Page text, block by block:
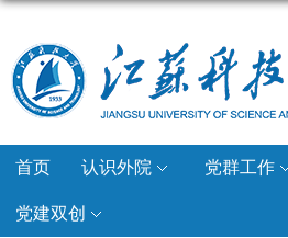
首页 认识外院 党群工作
党建双创